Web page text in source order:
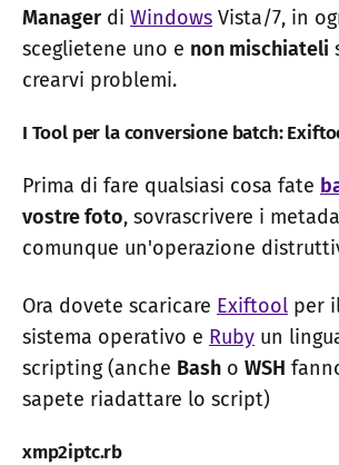
Manager di Windows Vista/7, in
sceglietene uno e non mischiateli
crearvi problemi.
I Tool per la conversione batch:
Prima di fare qualsiasi cosa fate
vostre foto, sovrascrivere i
comunque un'operazione
Ora dovete scaricare Exiftool per
sistema operativo e Ruby un
scripting (anche Bash o WSH
sapete riadattare lo script)
xmp2iptc.rb